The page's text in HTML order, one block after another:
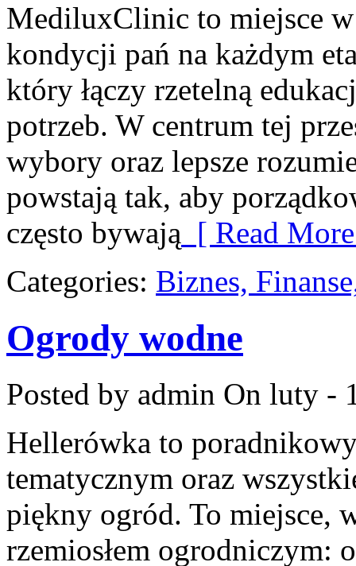
MediluxClinic to miejsce
kondycji pań na każdym
który łączy rzetelną
potrzeb. W centrum tej
wybory oraz lepsze
powstają tak, aby
często bywają [ Read
Categories: Biznes,
Ogrody wodne
Posted by admin On luty -
Hellerówka to
tematycznym oraz
piękny ogród. To miejsce,
rzemiosłem ogrodniczym: